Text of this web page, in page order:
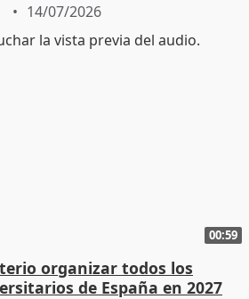
14/07/2026
00:59
organizar todos los
de España en 2027